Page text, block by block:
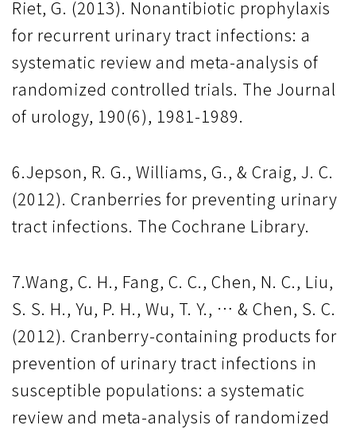
Riet, G. (2013). Nonantibiotic prophylaxis
for recurrent urinary tract infections: a
systematic review and meta-analysis of
randomized controlled trials. The Journal
of urology, 190(6), 1981-1989.
6.Jepson, R. G., Williams, G., & Craig, J. C.
(2012). Cranberries for preventing urinary
tract infections. The Cochrane Library.
7.Wang, C. H., Fang, C. C., Chen, N. C., Liu,
S. S. H., Yu, P. H., Wu, T. Y., … & Chen, S. C.
(2012). Cranberry-containing products for
prevention of urinary tract infections in
susceptible populations: a systematic
review and meta-analysis of randomized